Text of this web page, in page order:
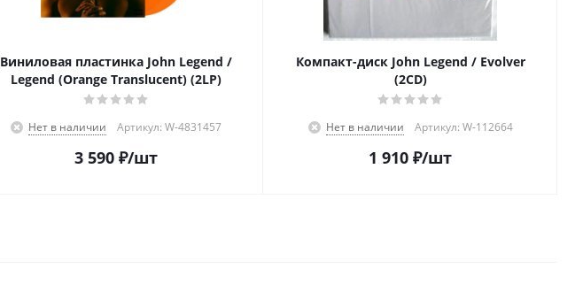
Виниловая пластинка John Legend /
Legend (Orange Translucent) (2LP)
Нет в наличии Артикул: W-4831457
3 590 ₽/шт
Компакт-диск John Legend / Evolver
(2CD)
Нет в наличии Артикул: W-112664
1 910 ₽/шт